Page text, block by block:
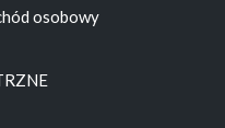
osobowy